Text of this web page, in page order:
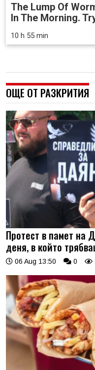
The Lump Of
In The Morning.
10 h 55 min
ОЩЕ ОТ РАЗКРИТИЯ
Протест в памет на
деня, в който
06 Aug 13:50 0